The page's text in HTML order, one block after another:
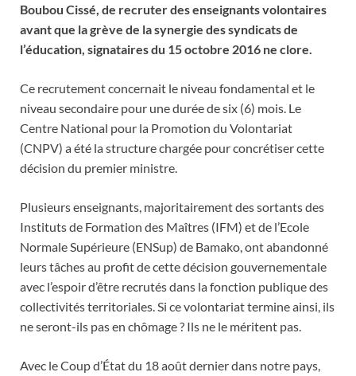
Boubou Cissé, de recruter des enseignants volontaires
avant que la grève de la synergie des syndicats de
l’éducation, signataires du 15 octobre 2016 ne clore.
Ce recrutement concernait le niveau fondamental et le
niveau secondaire pour une durée de six (6) mois. Le
Centre National pour la Promotion du Volontariat
(CNPV) a été la structure chargée pour concrétiser cette
décision du premier ministre.
Plusieurs enseignants, majoritairement des sortants des
Instituts de Formation des Maîtres (IFM) et de l’Ecole
Normale Supérieure (ENSup) de Bamako, ont abandonné
leurs tâches au profit de cette décision gouvernementale
avec l’espoir d’être recrutés dans la fonction publique des
collectivités territoriales. Si ce volontariat termine ainsi, ils
ne seront-ils pas en chômage ? Ils ne le méritent pas.
Avec le Coup d’État du 18 août dernier dans notre pays,